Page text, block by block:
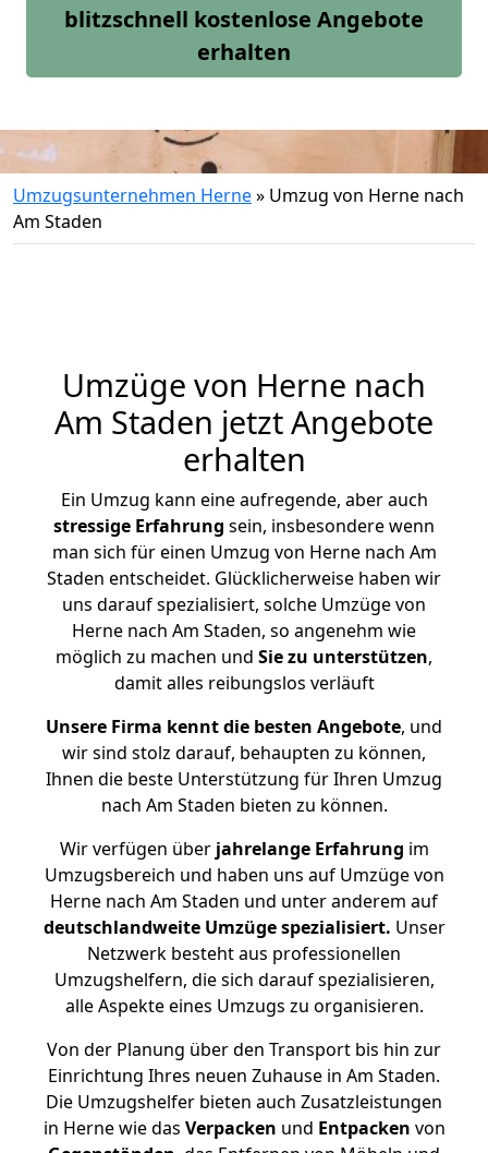
blitzschnell kostenlose Angebote
erhalten
Umzugsunternehmen Herne» Umzug von Herne nach
Am Staden
Umzüge von Herne nach
Am Staden jetzt Angebote
erhalten
Ein Umzug kann eine aufregende, aber auch
stressige Erfahrung sein, insbesondere wenn
man sich für einen Umzug von Herne nach Am
Staden entscheidet. Glücklicherweise haben wir
uns darauf spezialisiert, solche Umzüge von
Herne nach Am Staden, so angenehm wie
möglich zu machen und Sie zu unterstützen,
damit alles reibungslos verläuft
Unsere Firma kennt die besten Angebote, und
wir sind stolz darauf, behaupten zu können,
Ihnen die beste Unterstützung für Ihren Umzug
nach Am Staden bieten zu können.
Wir verfügen überjahrelange Erfahrung im
Umzugsbereich und haben uns auf Umzüge von
Herne nach Am Staden und unter anderem auf
deutschlandweite Umzüge spezialisiert. Unser
Netzwerk besteht aus professionellen
Umzugshelfern, die sich darauf spezialisieren,
alle Aspekte eines Umzugs zu organisieren.
Von der Planung über den Transport bis hin zur
Einrichtung Ihres neuen Zuhause in Am Staden.
Die Umzugshelfer bieten auch Zusatzleistungen
in Herne wie das Verpacken und Entpacken von